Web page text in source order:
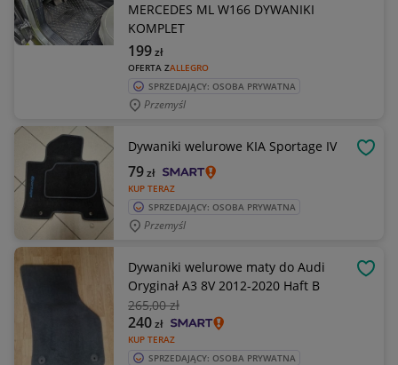
MERCEDES ML W166 DYWANIKI
KOMPLET
OFERTA ZALLEGRO
199zł
SPRZEDAJĄCY: OSOBA PRYWATNA
Przemyśl
Dywaniki welurowe KIA Sportage IV
KUP TERAZ
79zł
SPRZEDAJĄCY: OSOBA PRYWATNA
Przemyśl
Dywaniki welurowe maty do Audi
Oryginał A3 8V 2012-2020 Haft B
265,00 zł
KUP TERAZ
240zł
SPRZEDAJĄCY: OSOBA PRYWATNA